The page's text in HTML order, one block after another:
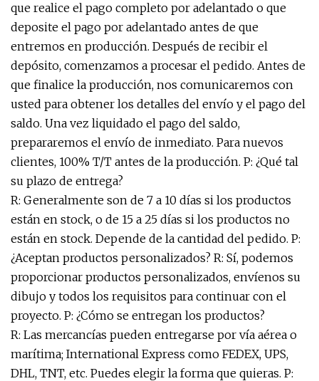
que realice el pago completo por adelantado o que
deposite el pago por adelantado antes de que
entremos en producción. Después de recibir el
depósito, comenzamos a procesar el pedido. Antes de
que finalice la producción, nos comunicaremos con
usted para obtener los detalles del envío y el pago del
saldo. Una vez liquidado el pago del saldo,
prepararemos el envío de inmediato. Para nuevos
clientes, 100% T/T antes de la producción. P: ¿Qué tal
su plazo de entrega?
R: Generalmente son de 7 a 10 días si los productos
están en stock, o de 15 a 25 días si los productos no
están en stock. Depende de la cantidad del pedido. P:
¿Aceptan productos personalizados? R: Sí, podemos
proporcionar productos personalizados, envíenos su
dibujo y todos los requisitos para continuar con el
proyecto. P: ¿Cómo se entregan los productos?
R: Las mercancías pueden entregarse por vía aérea o
marítima; International Express como FEDEX, UPS,
DHL, TNT, etc. Puedes elegir la forma que quieras. P: